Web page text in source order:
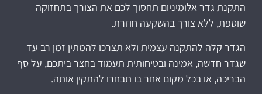
התקנת גדר אלומיניום תחסוך לכם את הצורך בתחזוקה
שוטפת, ללא צורך בהשקעה חוזרת.
הגדר קלה להתקנה עצמית ולא תצרכו להמתין זמן רב עד
שגדר חדשה, אמינה ובטיחותית תעמוד בחצר ביתכם, על סף
הבריכה, או בכל מקום אחר בו תבחרו להתקין אותה.